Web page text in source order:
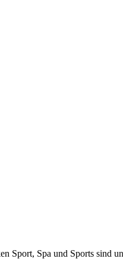
Sport, Spa und Sports sind